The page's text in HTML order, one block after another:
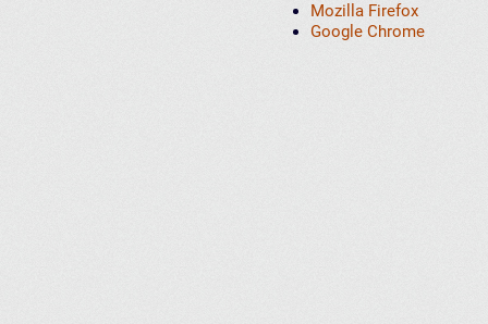
Mozilla Firefox
Google Chrome